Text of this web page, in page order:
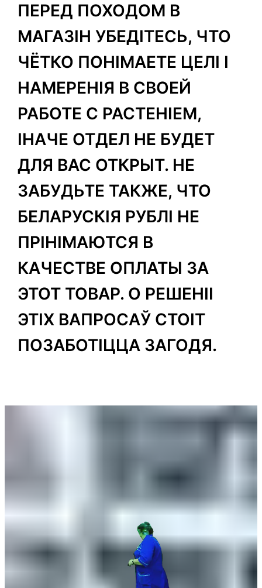
ПЕРЕД ПОХОДОМ В
МАГАЗІН УБЕДІТЕСЬ, ЧТО
ЧЁТКО ПОНІМАЕТЕ ЦЕЛІ І
НАМЕРЕНІЯ В СВОЕЙ
РАБОТЕ С РАСТЕНІЕМ,
ІНАЧЕ ОТДЕЛ НЕ БУДЕТ
ДЛЯ ВАС ОТКРЫТ. НЕ
ЗАБУДЬТЕ ТАКЖЕ, ЧТО
БЕЛАРУСКІЯ РУБЛІ НЕ
ПРІНІМАЮТСЯ В
КАЧЕСТВЕ ОПЛАТЫ ЗА
ЭТОТ ТОВАР. О РЕШЕНІІ
ЭТІХ ВАПРОСАЎ СТОІТ
ПОЗАБОТІЦЦА ЗАГОДЯ.